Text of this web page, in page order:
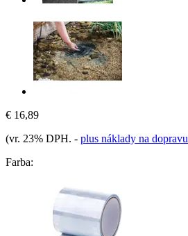
€ 16,89
(vr. 23% DPH. - plus náklady na dopravu
Farba: